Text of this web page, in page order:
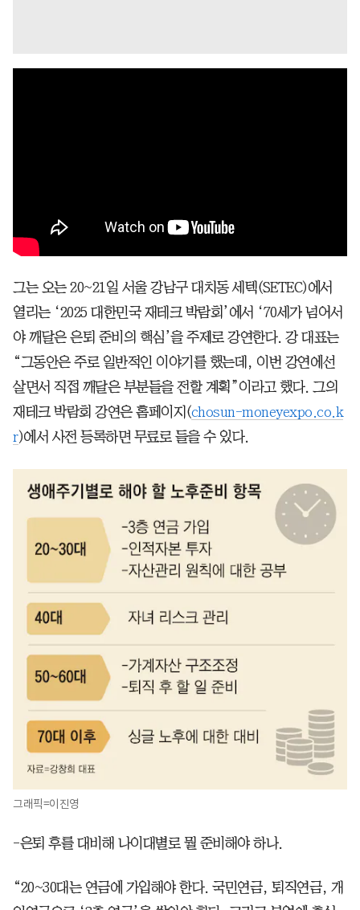
그는 오는 20~21일 서울 강남구 대치동 세텍(SETEC)에서
열리는 ‘2025 대한민국 재테크 박람회’에서 ‘70세가 넘어서
야 깨달은 은퇴 준비의 핵심’을 주제로 강연한다. 강 대표는
“그동안은 주로 일반적인 이야기를 했는데, 이번 강연에선
살면서 직접 깨달은 부분들을 전할 계획”이라고 했다. 그의
재테크 박람회 강연은 홈페이지(chosun-moneyexpo.co.k
r)에서 사전 등록하면 무료로 들을 수 있다.
그래픽=이진영
-은퇴 후를 대비해 나이대별로 뭘 준비해야 하나.
“20~30대는 연금에 가입해야 한다. 국민연금, 퇴직연금, 개